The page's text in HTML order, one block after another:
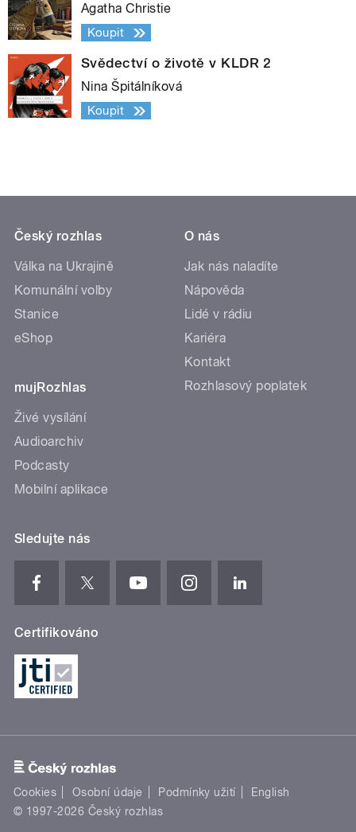
Agatha Christie
Koupit
Svědectví o životě v KLDR 2
Nina Špitálníková
Koupit
Český rozhlas
Válka na Ukrajině
Komunální volby
Stanice
eShop
mujRozhlas
Živé vysílání
Audioarchiv
Podcasty
Mobilní aplikace
O nás
Jak nás naladíte
Nápověda
Lidé v rádiu
Kariéra
Kontakt
Rozhlasový poplatek
Sledujte nás
Certifikováno
Cookies Osobní údaje Podmínky užití
English
© 1997-2026 Český rozhlas